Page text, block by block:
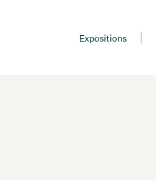
Expositions